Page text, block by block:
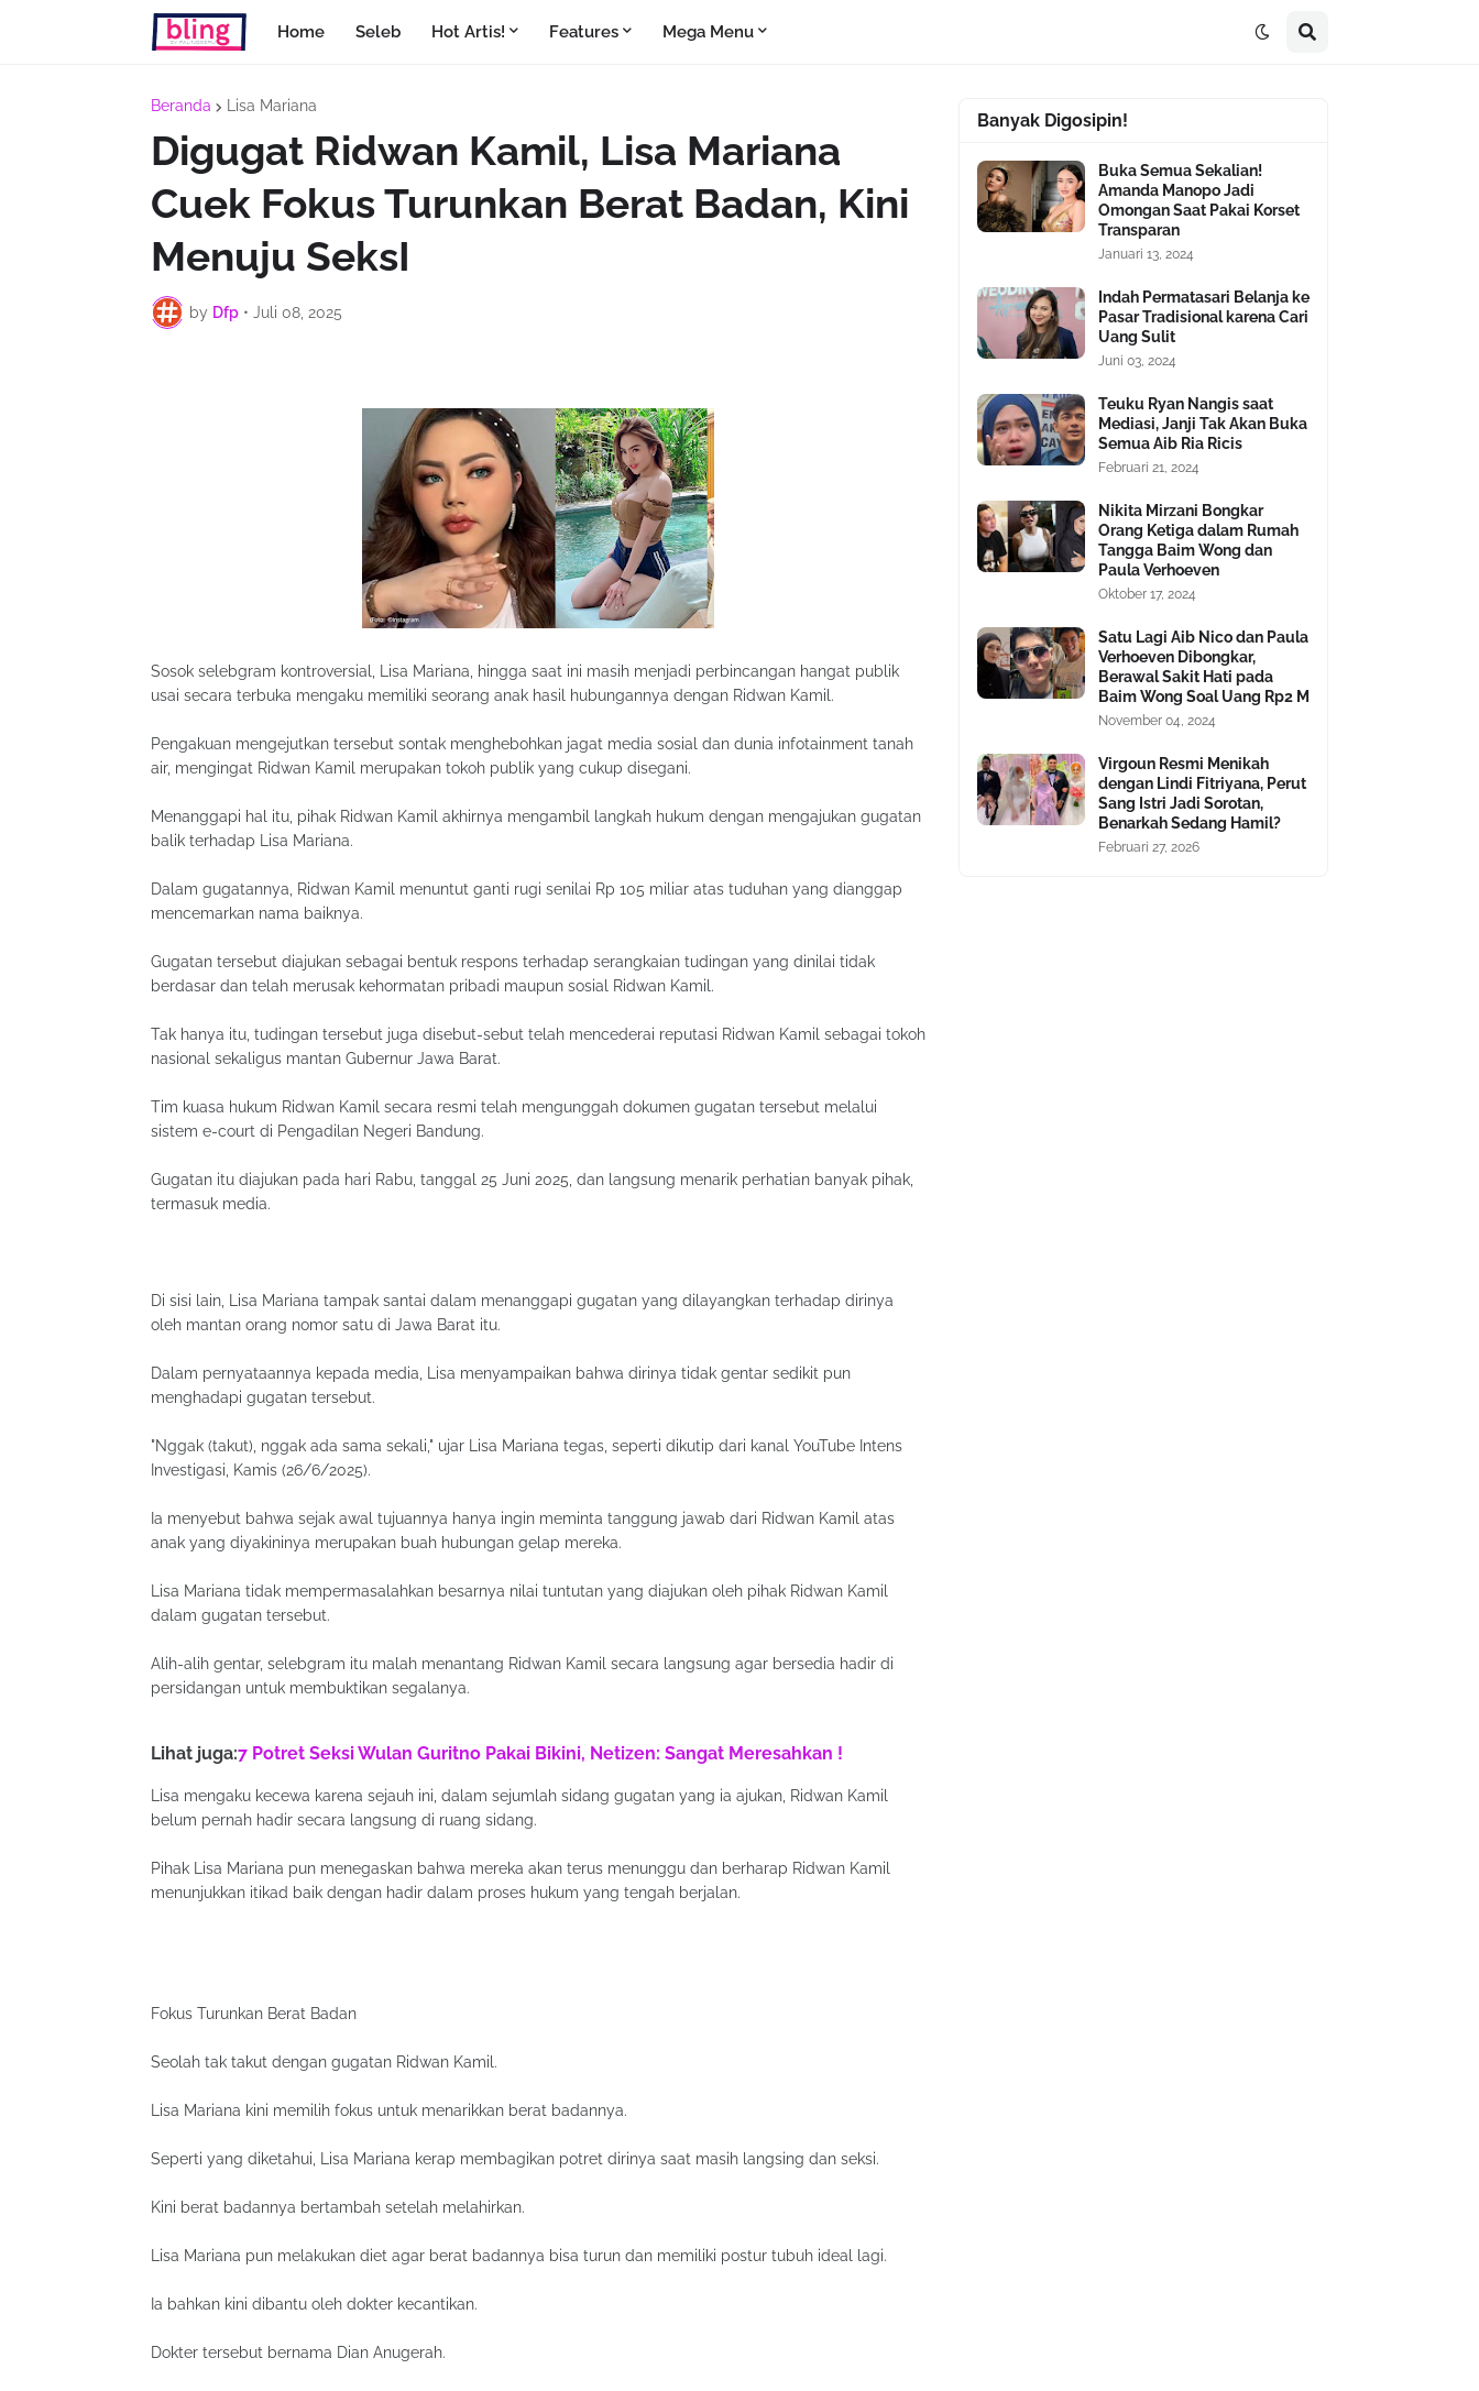
Home Seleb Hot Artis! Features Mega Menu
Beranda Lisa Mariana
Digugat Ridwan Kamil, Lisa Mariana
Cuek Fokus Turunkan Berat Badan, Kini
Menuju SeksI
by Dfp • Juli 08, 2025
Sosok selebgram kontroversial, Lisa Mariana, hingga saat ini masih menjadi perbincangan hangat publik
usai secara terbuka mengaku memiliki seorang anak hasil hubungannya dengan Ridwan Kamil.
Pengakuan mengejutkan tersebut sontak menghebohkan jagat media sosial dan dunia infotainment tanah
air, mengingat Ridwan Kamil merupakan tokoh publik yang cukup disegani.
Menanggapi hal itu, pihak Ridwan Kamil akhirnya mengambil langkah hukum dengan mengajukan gugatan
balik terhadap Lisa Mariana.
Dalam gugatannya, Ridwan Kamil menuntut ganti rugi senilai Rp 105 miliar atas tuduhan yang dianggap
mencemarkan nama baiknya.
Gugatan tersebut diajukan sebagai bentuk respons terhadap serangkaian tudingan yang dinilai tidak
berdasar dan telah merusak kehormatan pribadi maupun sosial Ridwan Kamil.
Tak hanya itu, tudingan tersebut juga disebut-sebut telah mencederai reputasi Ridwan Kamil sebagai tokoh
nasional sekaligus mantan Gubernur Jawa Barat.
Tim kuasa hukum Ridwan Kamil secara resmi telah mengunggah dokumen gugatan tersebut melalui
sistem e-court di Pengadilan Negeri Bandung.
Gugatan itu diajukan pada hari Rabu, tanggal 25 Juni 2025, dan langsung menarik perhatian banyak pihak,
termasuk media.
Di sisi lain, Lisa Mariana tampak santai dalam menanggapi gugatan yang dilayangkan terhadap dirinya
oleh mantan orang nomor satu di Jawa Barat itu.
Dalam pernyataannya kepada media, Lisa menyampaikan bahwa dirinya tidak gentar sedikit pun
menghadapi gugatan tersebut.
"Nggak (takut), nggak ada sama sekali," ujar Lisa Mariana tegas, seperti dikutip dari kanal YouTube Intens
Investigasi, Kamis (26/6/2025).
Ia menyebut bahwa sejak awal tujuannya hanya ingin meminta tanggung jawab dari Ridwan Kamil atas
anak yang diyakininya merupakan buah hubungan gelap mereka.
Lisa Mariana tidak mempermasalahkan besarnya nilai tuntutan yang diajukan oleh pihak Ridwan Kamil
dalam gugatan tersebut.
Alih-alih gentar, selebgram itu malah menantang Ridwan Kamil secara langsung agar bersedia hadir di
persidangan untuk membuktikan segalanya.
Lihat juga:7 Potret Seksi Wulan Guritno Pakai Bikini, Netizen: Sangat Meresahkan !
Lisa mengaku kecewa karena sejauh ini, dalam sejumlah sidang gugatan yang ia ajukan, Ridwan Kamil
belum pernah hadir secara langsung di ruang sidang.
Pihak Lisa Mariana pun menegaskan bahwa mereka akan terus menunggu dan berharap Ridwan Kamil
menunjukkan itikad baik dengan hadir dalam proses hukum yang tengah berjalan.
Fokus Turunkan Berat Badan
Seolah tak takut dengan gugatan Ridwan Kamil.
Lisa Mariana kini memilih fokus untuk menarikkan berat badannya.
Seperti yang diketahui, Lisa Mariana kerap membagikan potret dirinya saat masih langsing dan seksi.
Kini berat badannya bertambah setelah melahirkan.
Lisa Mariana pun melakukan diet agar berat badannya bisa turun dan memiliki postur tubuh ideal lagi.
Ia bahkan kini dibantu oleh dokter kecantikan.
Dokter tersebut bernama Dian Anugerah.
Banyak Digosipin!
Buka Semua Sekalian!
Amanda Manopo Jadi
Omongan Saat Pakai Korset
Transparan
Januari 13, 2024
Indah Permatasari Belanja ke
Pasar Tradisional karena Cari
Uang Sulit
Juni 03, 2024
Teuku Ryan Nangis saat
Mediasi, Janji Tak Akan Buka
Semua Aib Ria Ricis
Februari 21, 2024
Nikita Mirzani Bongkar
Orang Ketiga dalam Rumah
Tangga Baim Wong dan
Paula Verhoeven
Oktober 17, 2024
Satu Lagi Aib Nico dan Paula
Verhoeven Dibongkar,
Berawal Sakit Hati pada
Baim Wong Soal Uang Rp2 M
November 04, 2024
Virgoun Resmi Menikah
dengan Lindi Fitriyana, Perut
Sang Istri Jadi Sorotan,
Benarkah Sedang Hamil?
Februari 27, 2026